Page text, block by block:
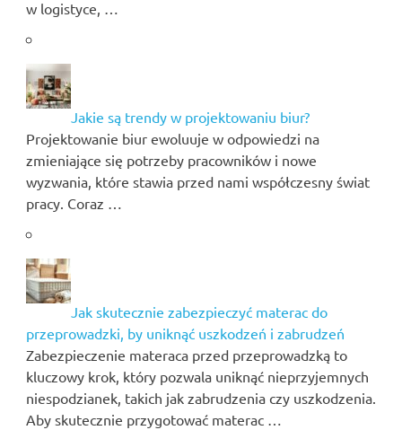
w logistyce, …
Jakie są trendy w projektowaniu biur?
Projektowanie biur ewoluuje w odpowiedzi na
zmieniające się potrzeby pracowników i nowe
wyzwania, które stawia przed nami współczesny świat
pracy. Coraz …
Jak skutecznie zabezpieczyć materac do
przeprowadzki, by uniknąć uszkodzeń i zabrudzeń
Zabezpieczenie materaca przed przeprowadzką to
kluczowy krok, który pozwala uniknąć nieprzyjemnych
niespodzianek, takich jak zabrudzenia czy uszkodzenia.
Aby skutecznie przygotować materac …